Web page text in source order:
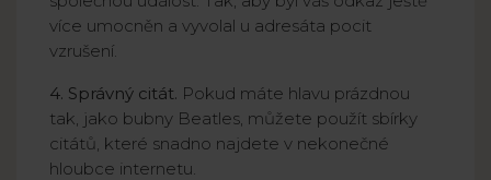
více umocněn a vyvolal u adresáta pocit
vzrušení.
4. Správný citát. Pokud máte hlavu prázdnou
tak, jako bubny Beatles, můžete použít sbírky
citátů, které snadno najdete v nekonečné
hloubce internetu.